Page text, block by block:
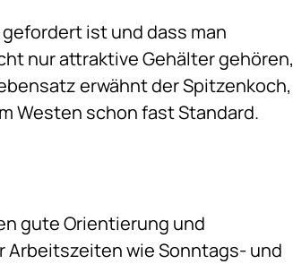
ist und dass man
nur attraktive Gehälter gehören,
erwähnt der Spitzenkoch,
Westen schon fast Standard.
gute Orientierung und
Arbeitszeiten wie Sonntags- und